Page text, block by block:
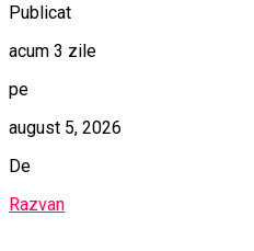
Publicat
acum 3 zile
pe
august 5, 2026
De
Razvan